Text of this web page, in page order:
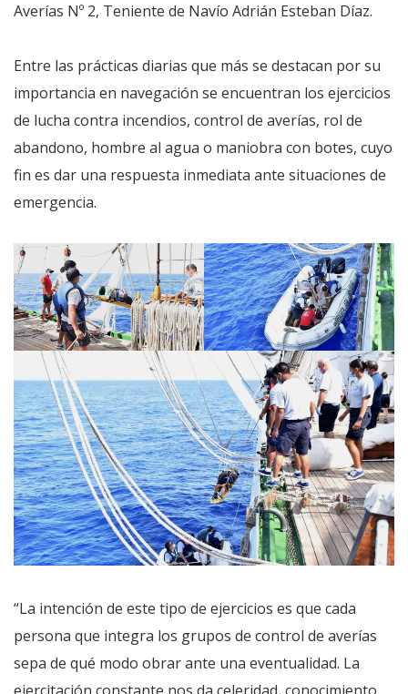
Averías Nº 2, Teniente de Navío Adrián Esteban Díaz.
Entre las prácticas diarias que más se destacan por su
importancia en navegación se encuentran los ejercicios
de lucha contra incendios, control de averías, rol de
abandono, hombre al agua o maniobra con botes, cuyo
fin es dar una respuesta inmediata ante situaciones de
emergencia.
“La intención de este tipo de ejercicios es que cada
persona que integra los grupos de control de averías
sepa de qué modo obrar ante una eventualidad. La